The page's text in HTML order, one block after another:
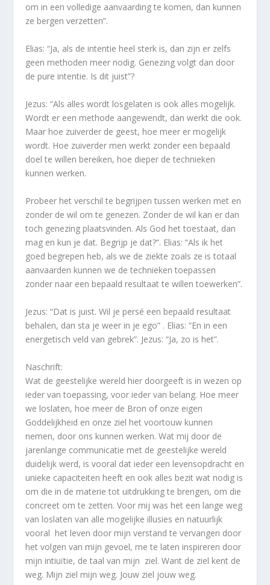
om in een volledige aanvaarding te komen, dan kunnen
ze bergen verzetten”.
Elias: “Ja, als de intentie heel sterk is, dan zijn er zelfs
geen methoden meer nodig. Genezing volgt dan door
de pure intentie. Is dit juist”?
Jezus: “Als alles wordt losgelaten is ook alles mogelijk.
Wordt er een methode aangewendt, dan werkt die ook.
Maar hoe zuiverder de geest, hoe meer er mogelijk
wordt. Hoe zuiverder men werkt zonder een bepaald
doel te willen bereiken, hoe dieper de technieken
kunnen werken.
Probeer het verschil te begrijpen tussen werken met en
zonder de wil om te genezen. Zonder de wil kan er dan
toch genezing plaatsvinden. Als God het toestaat, dan
mag en kun je dat. Begrijp je dat?“. Elias: “Als ik het
goed begrepen heb, als we de ziekte zoals ze is totaal
aanvaarden kunnen we de technieken toepassen
zonder naar een bepaald resultaat te willen toewerken”.
Jezus: “Dat is juist. Wil je persé een bepaald resultaat
behalen, dan sta je weer in je ego” . Elias: “En in een
energetisch veld van gebrek”. Jezus: “Ja, zo is het”.
Naschrift:
Wat de geestelijke wereld hier doorgeeft is in wezen op
ieder van toepassing, voor ieder van belang. Hoe meer
we loslaten, hoe meer de Bron of onze eigen
Goddelijkheid en onze ziel het voortouw kunnen
nemen, door ons kunnen werken. Wat mij door de
jarenlange communicatie met de geestelijke wereld
duidelijk werd, is vooral dat ieder een levensopdracht en
unieke capaciteiten heeft en ook alles bezit wat nodig is
om die in de materie tot uitdrukking te brengen, om die
concreet om te zetten. Voor mij was het een lange weg
van loslaten van alle mogelijke illusies en natuurlijk
vooral het leven door mijn verstand te vervangen door
het volgen van mijn gevoel, me te laten inspireren door
mijn intiuïtie, de taal van mijn ziel. Want de ziel kent de
weg. Mijn ziel mijn weg. Jouw ziel jouw weg.